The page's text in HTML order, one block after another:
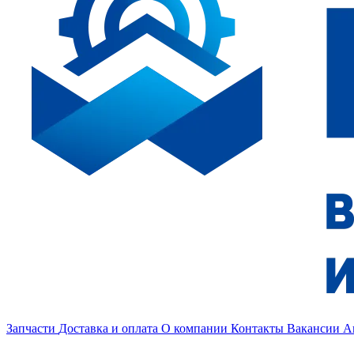
Запчасти Доставка и оплата О компании Контакты Вакансии